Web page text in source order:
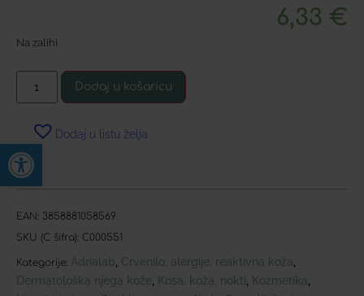
Open toolbar
6,33 €
Na zalihi
Dodaj u košaricu
Dodaj u listu želja
EAN: 3858881058569
SKU (C šifra): C000551
Kategorije: Adrialab Crvenilo, alergije, reaktivna koža
Dermatološka njega kože Kosa, koža, nokti Kozmetika